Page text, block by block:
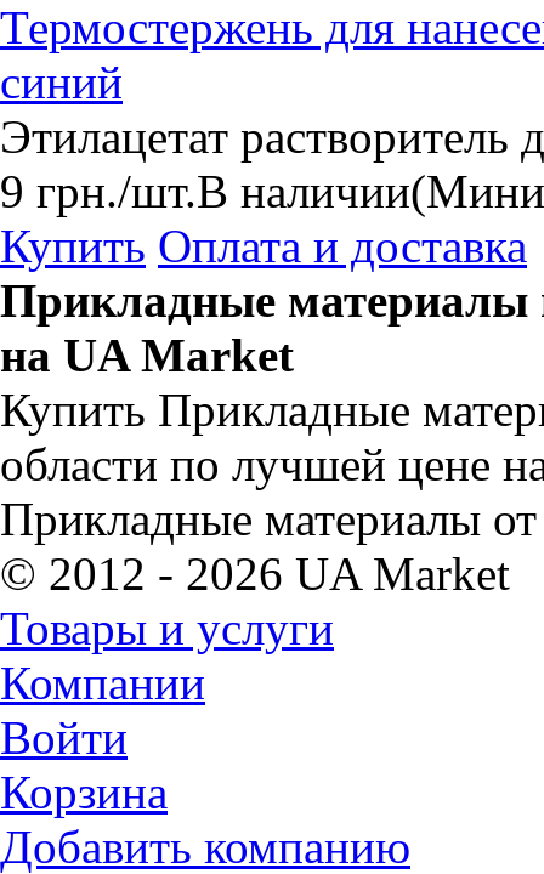
Термостержень для
синий
Этилацетат
9 грн./шт.В наличии
Купить Оплата и доставка
Прикладные материалы
на UA Market
Купить Прикладные
области по лучшей цене
Прикладные материалы
© 2012 - 2026 UA Market
Товары и услуги
Компании
Войти
Корзина
Добавить компанию